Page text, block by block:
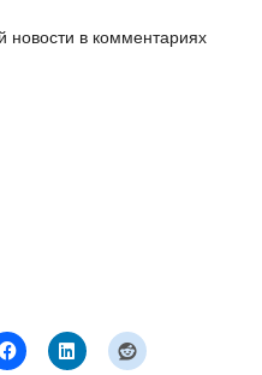
в комментариях